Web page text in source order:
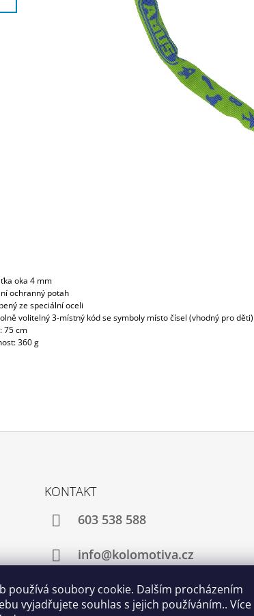
používá soubory cookie. Dalším procházením
vyjadřujete souhlas s jejich používáním.. Více
oka 4 mm
ochranný potah
ze speciální oceli
volitelný 3-místný kód se symboly místo čísel (vhodný pro děti)
75 cm
360 g
KONTAKT
603 538 588
info@kolomotiva.cz
Instagram